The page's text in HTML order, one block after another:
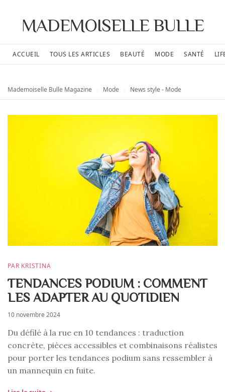
MADEMOISELLE BULLE
ACCUEIL TOUS LES ARTICLES BEAUTÉ MODE SANTÉ
Mademoiselle Bulle Magazine Mode News style - Mode
PAR KRISTINA
TENDANCES PODIUM : COMMENT
LES ADAPTER AU QUOTIDIEN
10 novembre 2024
Du défilé à la rue en 10 tendances : traduction
concrète, pièces accessibles et combinaisons réalistes
pour porter les tendances podium sans ressembler à
un mannequin en fuite.